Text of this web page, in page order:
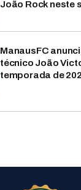
João Rock neste
ManausFC
técnico João
temporada de